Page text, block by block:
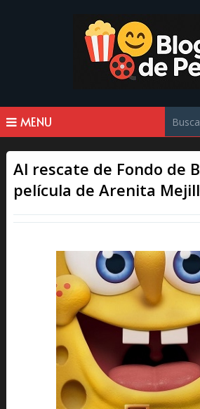
MENU
Al rescate de Fondo de
película de Arenita